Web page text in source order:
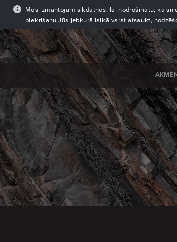
Mēs izmantojam sīkdatnes, lai nodrošinātu, ka
piekrišanu Jūs jebkurā laikā varat atsaukt,